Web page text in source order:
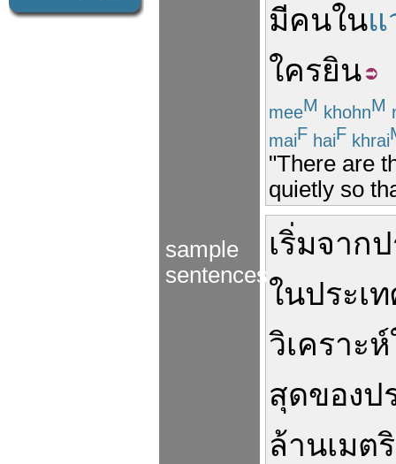
sample
sentences
มีคนในแ
ใครยิน
meeM khohnM
maiF haiF khrai
"There are
quietly so
เริ่มจาก
ในประเ
วิเคราะห์
สุดของป
ล้านเมต